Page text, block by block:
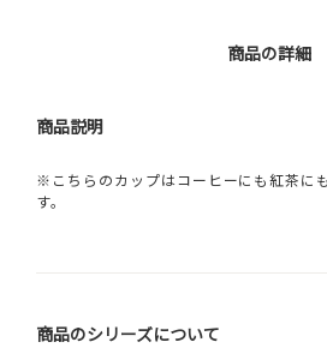
商品の詳細
商品説明
※こちらのカップはコーヒーにも紅茶に
す。
商品のシリーズについて